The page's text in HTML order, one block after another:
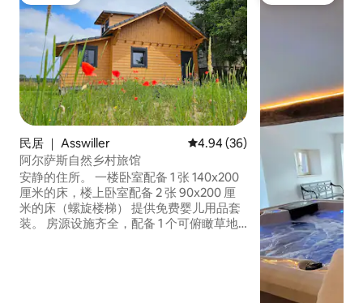
民居 ｜ Asswiller 平均评分 4.94 分（满分 5 分）
4.94 (36)
阿尔萨斯自然乡村旅馆
安静的住所。 一楼卧室配备 1 张 140x200
厘米的床，楼上卧室配备 2 张 90x200 厘
米的床（螺旋楼梯） 提供免费婴儿用品套
装。 房源设施齐全，配备 1 个可俯瞰草地